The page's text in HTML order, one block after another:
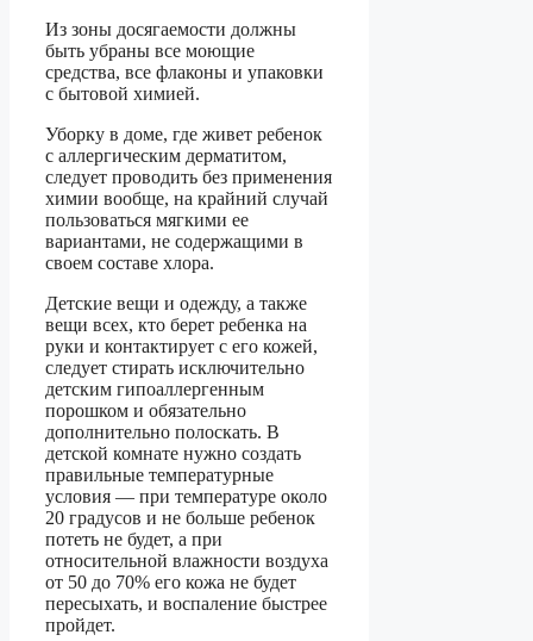
Из зоны досягаемости должны
быть убраны все моющие
средства, все флаконы и упаковки
с бытовой химией.
Уборку в доме, где живет ребенок
с аллергическим дерматитом,
следует проводить без применения
химии вообще, на крайний случай
пользоваться мягкими ее
вариантами, не содержащими в
своем составе хлора.
Детские вещи и одежду, а также
вещи всех, кто берет ребенка на
руки и контактирует с его кожей,
следует стирать исключительно
детским гипоаллергенным
порошком и обязательно
дополнительно полоскать. В
детской комнате нужно создать
правильные температурные
условия — при температуре около
20 градусов и не больше ребенок
потеть не будет, а при
относительной влажности воздуха
от 50 до 70% его кожа не будет
пересыхать, и воспаление быстрее
пройдет.